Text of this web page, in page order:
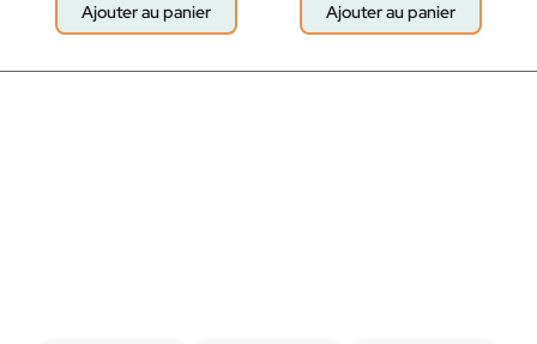
Ajouter au panier Ajouter au panier